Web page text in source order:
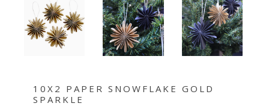
10X2 PAPER SNOWFLAKE GOLD
SPARKLE